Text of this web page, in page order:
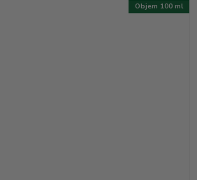
Objem 100 ml